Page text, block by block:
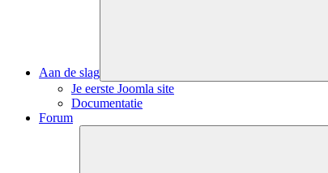
Aan de slag
Je eerste Joomla site
Documentatie
Forum